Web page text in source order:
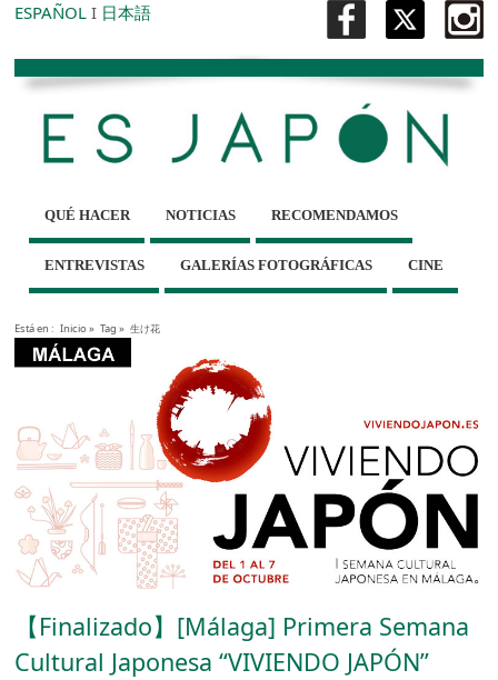
ESPAÑOL I 日本語
QUÉ HACER NOTICIAS RECOMENDAMOS
ENTREVISTAS GALERÍAS FOTOGRÁFICAS CINE
Está en : Inicio» Tag » 生け花
【Finalizado】[Málaga] Primera Semana
Cultural Japonesa “VIVIENDO JAPÓN”